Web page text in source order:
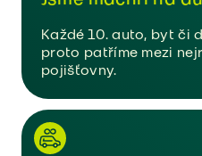
Každé 10. auto, byt či
proto patříme mezi
pojišťovny.